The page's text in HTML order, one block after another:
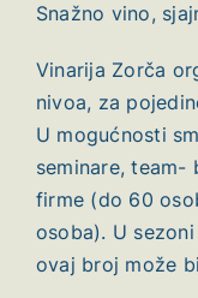
Snažno vino,
Vinarija Zorča
nivoa, za
U mogućnosti
seminare, team-
firme (do 60
osoba). U
ovaj broj može